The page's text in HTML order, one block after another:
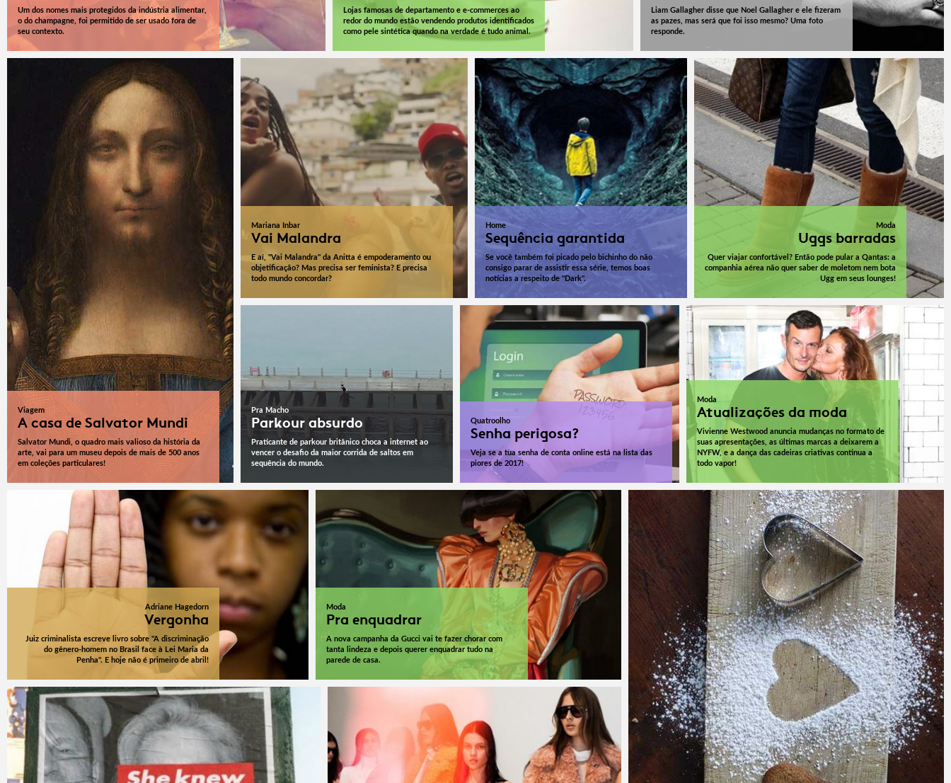
Um dos nomes mais protegidos da indústria alimentar,
o do champagne, foi permitido de ser usado fora de
seu contexto.
Lojas famosas de departamento e e-commerces ao
redor do mundo estão vendendo produtos identificados
como pele sintética quando na verdade é tudo animal.
Liam Gallagher disse que Noel Gallagher e ele fizeram
as pazes, mas será que foi isso mesmo? Uma foto
responde.
Mariana Inbar
Vai Malandra
E aí, "Vai Malandra" da Anitta é empoderamento ou
objetificação? Mas precisa ser feminista? E precisa
todo mundo concordar?
Home
Sequência garantida
Se você também foi picado pelo bichinho do não
consigo parar de assistir essa série, temos boas
notícias a respeito de "Dark".
Moda
Uggs barradas
Quer viajar confortável? Então pode pular a Qantas: a
companhia aérea não quer saber de moletom nem bota
Ugg em seus lounges!
Pra Macho
Parkour absurdo
Praticante de parkour britânico choca a internet ao
vencer o desafio da maior corrida de saltos em
sequência do mundo.
Quatroolho
Senha perigosa?
Veja se a tua senha de conta online está na lista das
piores de 2017!
Moda
Atualizações da moda
Vivienne Westwood anuncia mudanças no formato de
suas apresentações, as últimas marcas a deixarem a
NYFW, e a dança das cadeiras criativas continua a
todo vapor!
Viagem
A casa de Salvator Mundi
Salvator Mundi, o quadro mais valioso da história da
arte, vai para um museu depois de mais de 500 anos
em coleções particulares!
Adriane Hagedorn
Vergonha
Juiz criminalista escreve livro sobre "A discriminação
do gênero-homem no Brasil face à Lei Maria da
Penha". E hoje não é primeiro de abril!
Moda
Pra enquadrar
A nova campanha da Gucci vai te fazer chorar com
tanta lindeza e depois querer enquadrar tudo na
parede de casa.